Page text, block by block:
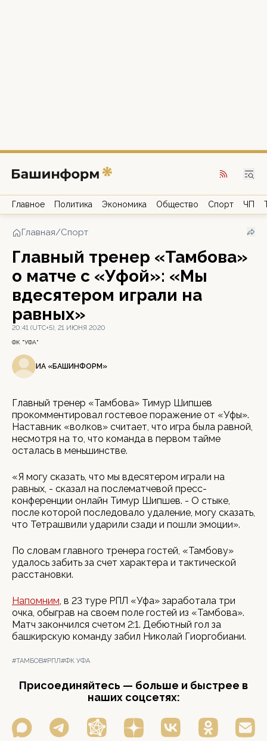
Главное Политика Экономика Общество Спорт ЧП
Главная/Спорт
Главный тренер «Тамбова»
о матче с «Уфой»: «Мы
вдесятером играли на
равных»
20:41 (UTC+5), 21 ИЮНЯ 2020
ФК "УФА"
ИА «БАШИНФОРМ»
Главный тренер «Тамбова» Тимур Шипшев
прокомментировал гостевое поражение от «Уфы».
Наставник «волков» считает, что игра была равной,
несмотря на то, что команда в первом тайме
осталась в меньшинстве.
«Я могу сказать, что мы вдесятером играли на
равных, - сказал на послематчевой пресс-
конференции онлайн Тимур Шипшев. - О стыке,
после которой последовало удаление, могу сказать,
что Тетрашвили ударили сзади и пошли эмоции».
По словам главного тренера гостей, «Тамбову»
удалось забить за счет характера и тактической
расстановки.
Напомним, в 23 туре РПЛ «Уфа» заработала три
очка, обыграв на своем поле гостей из «Тамбова».
Матч закончился счетом 2:1. Дебютный гол за
башкирскую команду забил Николай Гиоргобиани.
#ТАМБОВ#РПЛ#ФК УФА
Присоединяйтесь — больше и быстрее в
наших соцсетях: